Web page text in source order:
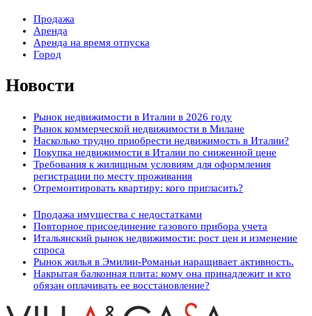
Продажа
Аренда
Аренда на время отпуска
Город
Новости
Рынок недвижимости в Италии в 2026 году
Рынок коммерческой недвижимости в Милане
Насколько трудно приобрести недвижимость в Италии?
Покупка недвижимости в Италии по сниженной цене
Требования к жилищным условиям для оформления
регистрации по месту проживания
Отремонтировать квартиру: кого пригласить?
Продажа имущества с недостатками
Повторное присоединение газового прибора учета
Итальянский рынок недвижимости: рост цен и изменение
спроса
Рынок жилья в Эмилии-Романьи наращивает активность.
Накрытая балконная плита: кому она принадлежит и кто
обязан оплачивать ее восстановление?